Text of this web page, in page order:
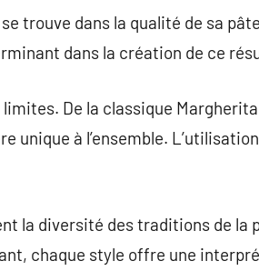
trouve dans la qualité de sa
dans la création de ce
limites. De la classique
unique à l’ensemble.
la diversité des traditions de la
chaque style offre une